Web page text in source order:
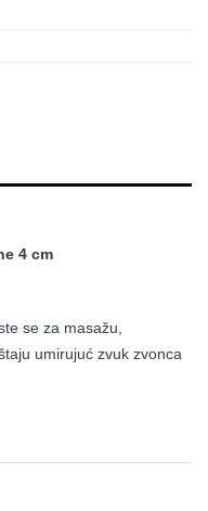
4 cm
se za masažu,
umirujuć zvuk zvonca